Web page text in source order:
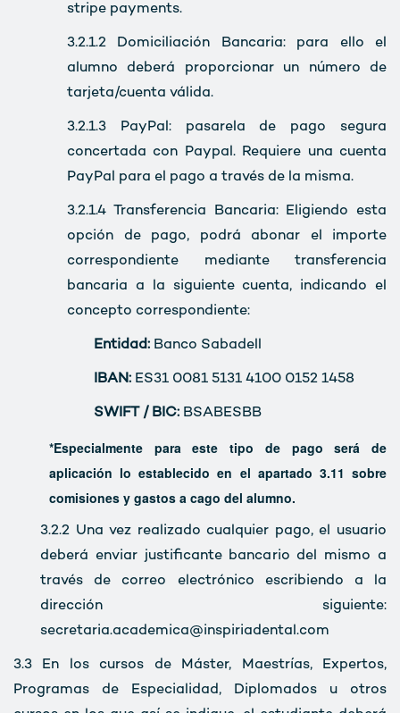
stripe payments.
3.2.1.2 Domiciliación Bancaria: para ello el
alumno deberá proporcionar un número de
tarjeta/cuenta válida.
3.2.1.3 PayPal: pasarela de pago segura
concertada con Paypal. Requiere una cuenta
PayPal para el pago a través de la misma.
3.2.1.4 Transferencia Bancaria: Eligiendo esta
opción de pago, podrá abonar el importe
correspondiente mediante transferencia
bancaria a la siguiente cuenta, indicando el
concepto correspondiente:
Entidad: Banco Sabadell
IBAN: ES31 0081 5131 4100 0152 1458
SWIFT / BIC: BSABESBB
*Especialmente para este tipo de pago será de
aplicación lo establecido en el apartado 3.11 sobre
comisiones y gastos a cago del alumno.
3.2.2 Una vez realizado cualquier pago, el usuario
deberá enviar justificante bancario del mismo a
través de correo electrónico escribiendo a la
dirección siguiente:
secretaria.academica@inspiriadental.com
3.3 En los cursos de Máster, Maestrías, Expertos,
Programas de Especialidad, Diplomados u otros